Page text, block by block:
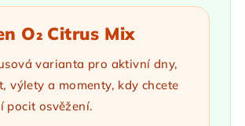
O₂ Citrus Mix
varianta pro aktivní dny,
výlety a momenty, kdy chcete
pocit osvěžení.